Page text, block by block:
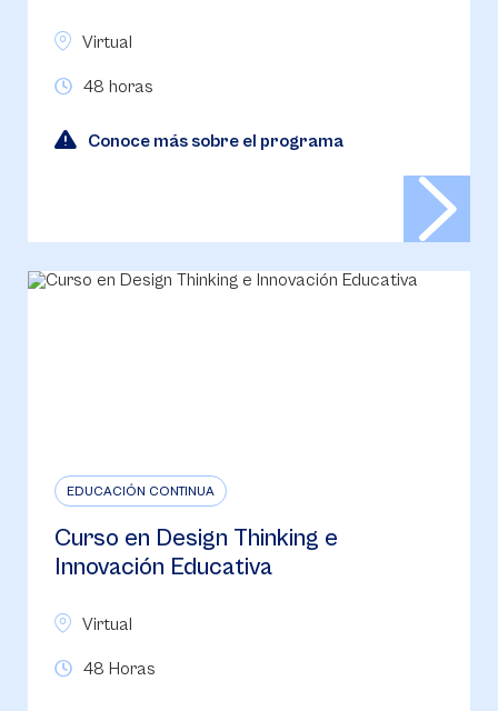
Virtual
48 horas
Conoce más sobre el programa
EDUCACIÓN CONTINUA
Curso en Design Thinking e
Innovación Educativa
Virtual
48 Horas